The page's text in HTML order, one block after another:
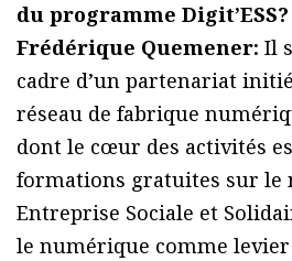
du programme Digit’ESS?
Frédérique Quemener: Il
cadre d’un partenariat
réseau de fabrique
dont le cœur des activités
formations gratuites sur le
Entreprise Sociale et
le numérique comme